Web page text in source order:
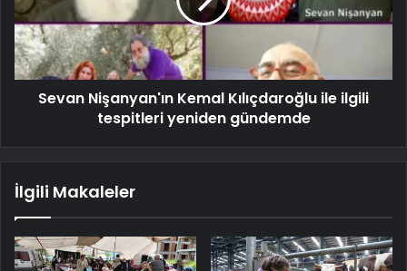
Sevan Nişanyan'ın Kemal Kılıçdaroğlu ile ilgili
tespitleri yeniden gündemde
İlgili Makaleler